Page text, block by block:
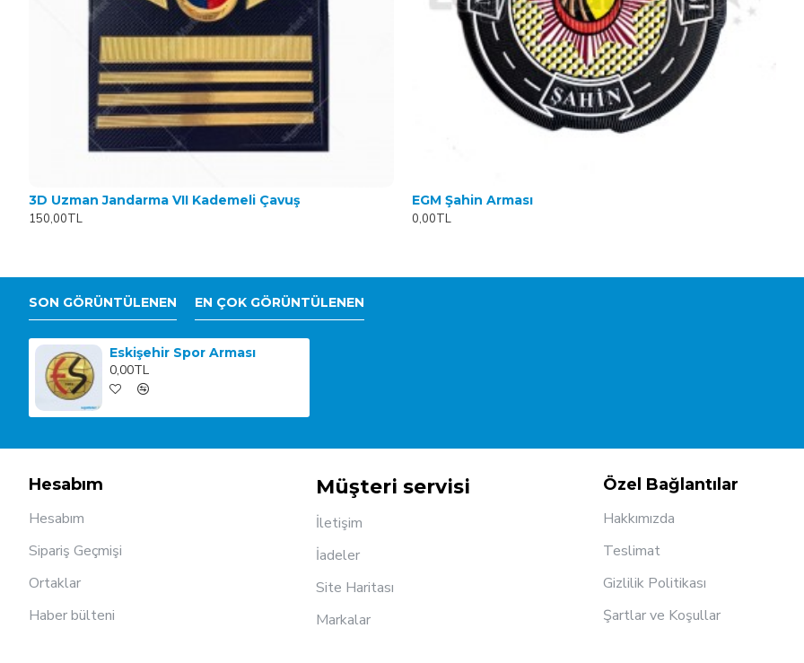
3D Uzman Jandarma VII Kademeli Çavuş
150,00TL
EGM Şahin Arması
0,00TL
SON GÖRÜNTÜLENEN EN ÇOK GÖRÜNTÜLENEN
Eskişehir Spor Arması
0,00TL
Hesabım
Hesabım
Sipariş Geçmişi
Ortaklar
Haber bülteni
Müşteri servisi
İletişim
İadeler
Site Haritası
Markalar
Özel Bağlantılar
Hakkımızda
Teslimat
Gizlilik Politikası
Şartlar ve Koşullar